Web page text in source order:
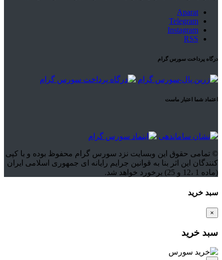
Aparat
Telegram
Instagram
RSS
درگاه پرداخت سورس گرام
اعتماد شما اعتبار ماست
© تمامی حقوق این وبسایت نزد سورس گرام محفوظ بوده و با کپی
کنندگان این اثر بنا به قوانین جرایم رایانه ای جمهوری اسلامی ایران
(ماده 1 ،12 و 25) برخورد خواهد شد.
سبد خرید
×
سبد خرید